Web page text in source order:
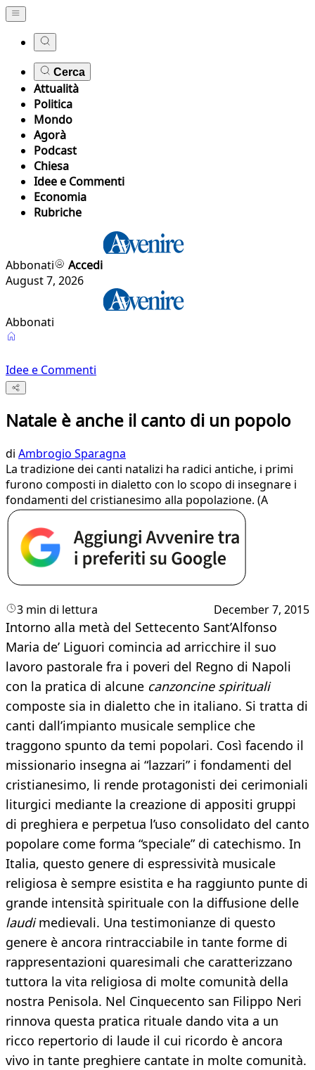
Cerca
Attualità
Politica
Mondo
Agorà
Podcast
Chiesa
Idee e Commenti
Economia
Rubriche
Abbonati
Accedi
August 7, 2026
Abbonati
Idee e Commenti
Natale è anche il canto di un popolo
di Ambrogio Sparagna
​​La tradizione dei canti natalizi ha radici antiche, i primi
furono composti in dialetto con lo scopo di insegnare i
fondamenti del cristianesimo alla popolazione. (A
3 min di lettura December 7, 2015
Intorno alla metà del Settecento Sant’Alfonso
Maria de’ Liguori comincia ad arricchire il suo
lavoro pastorale fra i poveri del Regno di Napoli
con la pratica di alcune canzoncine spirituali
composte sia in dialetto che in italiano. Si tratta di
canti dall’impianto musicale semplice che
traggono spunto da temi popolari. Così facendo il
missionario insegna ai “lazzari” i fondamenti del
cristianesimo, li rende protagonisti dei cerimoniali
liturgici mediante la creazione di appositi gruppi
di preghiera e perpetua l’uso consolidato del canto
popolare come forma “speciale” di catechismo. In
Italia, questo genere di espressività musicale
religiosa è sempre esistita e ha raggiunto punte di
grande intensità spirituale con la diffusione delle
laudimedievali. Una testimonianze di questo
genere è ancora rintracciabile in tante forme di
rappresentazioni quaresimali che caratterizzano
tuttora la vita religiosa di molte comunità della
nostra Penisola. Nel Cinquecento san Filippo Neri
rinnova questa pratica rituale dando vita a un
ricco repertorio di laude il cui ricordo è ancora
vivo in tante preghiere cantate in molte comunità.